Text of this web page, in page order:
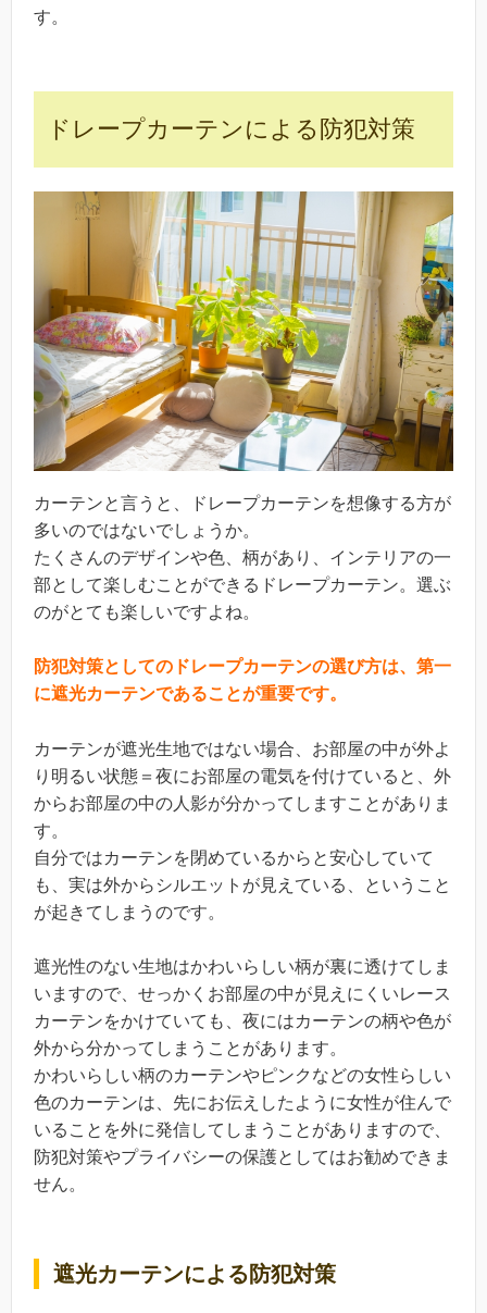
す。
ドレープカーテンによる防犯対策
カーテンと言うと、ドレープカーテンを想像する方が
多いのではないでしょうか。
たくさんのデザインや色、柄があり、インテリアの一
部として楽しむことができるドレープカーテン。選ぶ
のがとても楽しいですよね。
防犯対策としてのドレープカーテンの選び方は、第一
に遮光カーテンであることが重要です。
カーテンが遮光生地ではない場合、お部屋の中が外よ
り明るい状態＝夜にお部屋の電気を付けていると、外
からお部屋の中の人影が分かってしますことがありま
す。
自分ではカーテンを閉めているからと安心していて
も、実は外からシルエットが見えている、ということ
が起きてしまうのです。
遮光性のない生地はかわいらしい柄が裏に透けてしま
いますので、せっかくお部屋の中が見えにくいレース
カーテンをかけていても、夜にはカーテンの柄や色が
外から分かってしまうことがあります。
かわいらしい柄のカーテンやピンクなどの女性らしい
色のカーテンは、先にお伝えしたように女性が住んで
いることを外に発信してしまうことがありますので、
防犯対策やプライバシーの保護としてはお勧めできま
せん。
遮光カーテンによる防犯対策